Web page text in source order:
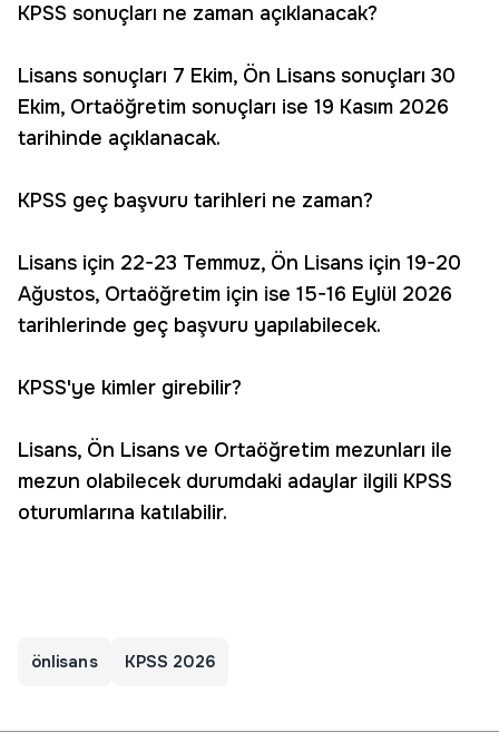
KPSS sonuçları ne zaman açıklanacak?
Lisans sonuçları 7 Ekim, Ön Lisans sonuçları 30
Ekim, Ortaöğretim sonuçları ise 19 Kasım 2026
tarihinde açıklanacak.
KPSS geç başvuru tarihleri ne zaman?
Lisans için 22-23 Temmuz, Ön Lisans için 19-20
Ağustos, Ortaöğretim için ise 15-16 Eylül 2026
tarihlerinde geç başvuru yapılabilecek.
KPSS'ye kimler girebilir?
Lisans, Ön Lisans ve Ortaöğretim mezunları ile
mezun olabilecek durumdaki adaylar ilgili KPSS
oturumlarına katılabilir.
önlisans KPSS 2026